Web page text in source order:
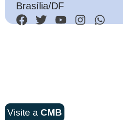
Brasília/DF
Visite a CMB